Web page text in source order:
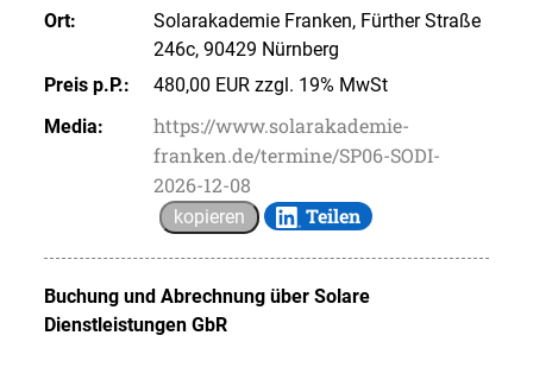
Ort:
Solarakademie Franken, Fürther Straße
246c, 90429 Nürnberg
Preis p.P.:
480,00 EUR zzgl. 19% MwSt
Media:
https://www.solarakademie-
franken.de/termine/SP06-SODI-
2026-12-08
kopieren Teilen
Buchung und Abrechnung über Solare
Dienstleistungen GbR